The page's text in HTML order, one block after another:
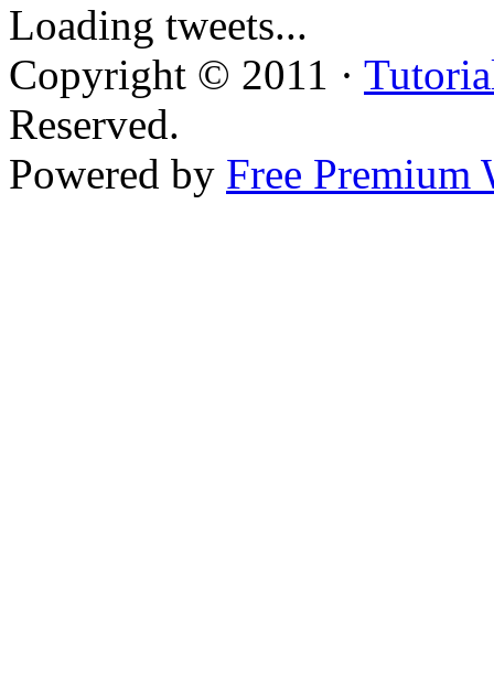
Loading tweets...
Copyright © 2011 ·
Reserved.
Powered by Free Premium